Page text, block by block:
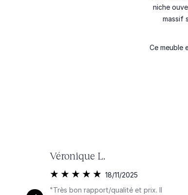
niche
massif
Ce meuble
Véronique L.
18/11/2025
"Très bon rapport/qualité et prix. Il